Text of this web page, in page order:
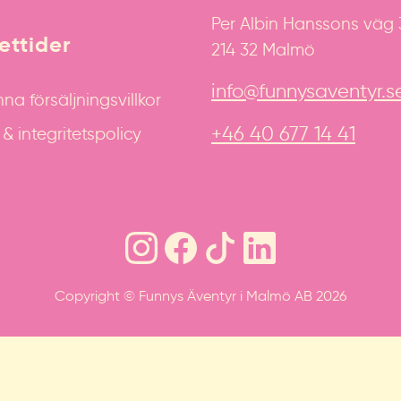
försäljningsvillkor
& integritetspolicy
Per Albin Hanssons väg
214 32 Malmö
+46 40 677 14 41
Copyright © Funnys Äventyr i Malmö AB 2026